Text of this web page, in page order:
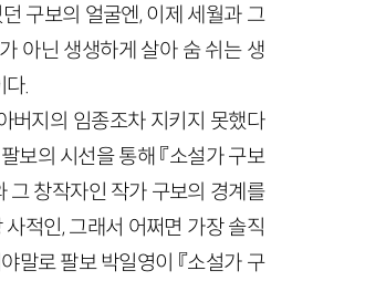
구보의 얼굴엔, 이제 세월과 그
아닌 생생하게 살아 숨 쉬는 생
다.
버지의 임종조차 지키지 못했다
보의 시선을 통해 『소설가 구보
그 창작자인 작가 구보의 경계를
적인, 그래서 어쩌면 가장 솔직
말로 팔보 박일영이 『소설가 구